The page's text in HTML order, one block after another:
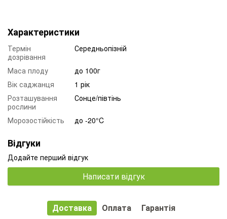
Характеристики
Термін
дозрівання
Середньопізній
Маса плоду
до 100г
Вік саджанця
1 рік
Розташування
рослини
Сонце/півтінь
Морозостійкість до -20°C
Відгуки
Додайте перший відгук
Написати відгук
Доставка Оплата Гарантія